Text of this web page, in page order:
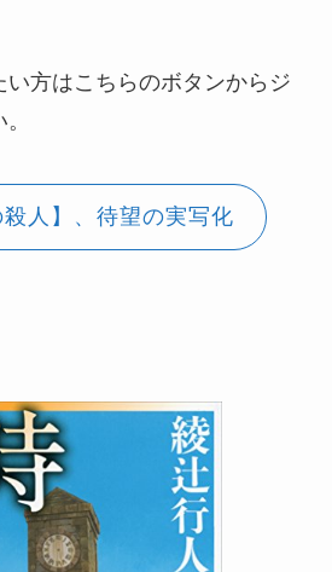
い方はこちらのボタンからジ
殺人】、待望の実写化